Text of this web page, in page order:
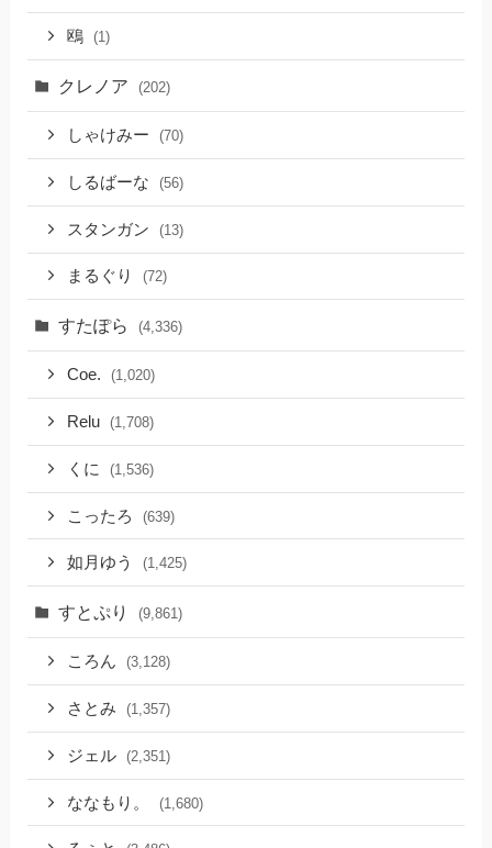
鴎 (1)
クレノア (202)
しゃけみー (70)
しるばーな (56)
スタンガン (13)
まるぐり (72)
すたぽら (4,336)
Coe. (1,020)
Relu (1,708)
くに (1,536)
こったろ (639)
如月ゆう (1,425)
すとぷり (9,861)
ころん (3,128)
さとみ (1,357)
ジェル (2,351)
ななもり。 (1,680)